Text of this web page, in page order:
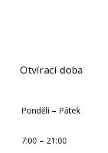
Otvírací doba
Pondělí – Pátek
7:00 – 21:00